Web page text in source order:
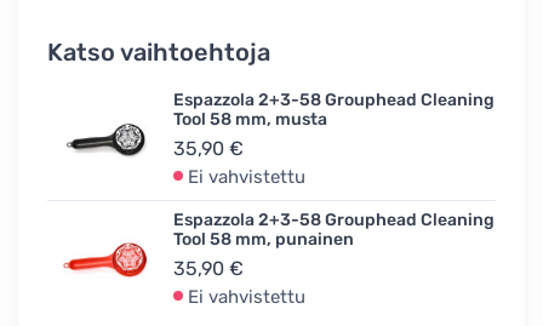
Katso vaihtoehtoja
Espazzola 2+3-58 Grouphead Cleaning
Tool 58 mm, musta
35,90 €
Ei vahvistettu
Espazzola 2+3-58 Grouphead Cleaning
Tool 58 mm, punainen
35,90 €
Ei vahvistettu